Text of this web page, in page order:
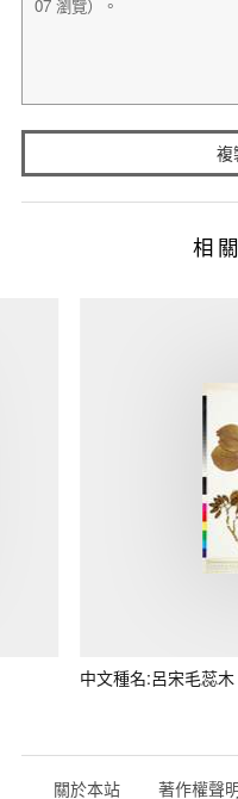
複
相
中文種名:呂宋毛蕊木
關於本站 著作權聲